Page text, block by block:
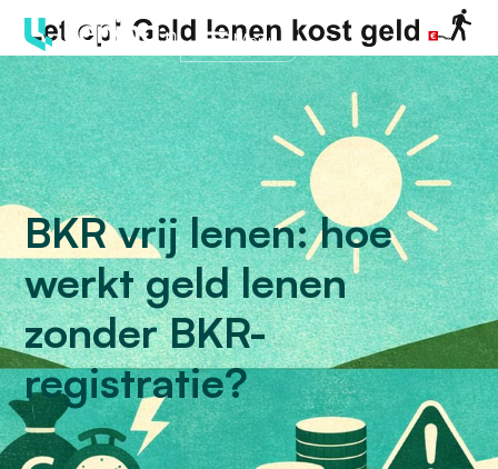
Menu
BKR vrij lenen: hoe
werkt geld lenen
zonder BKR-
registratie?